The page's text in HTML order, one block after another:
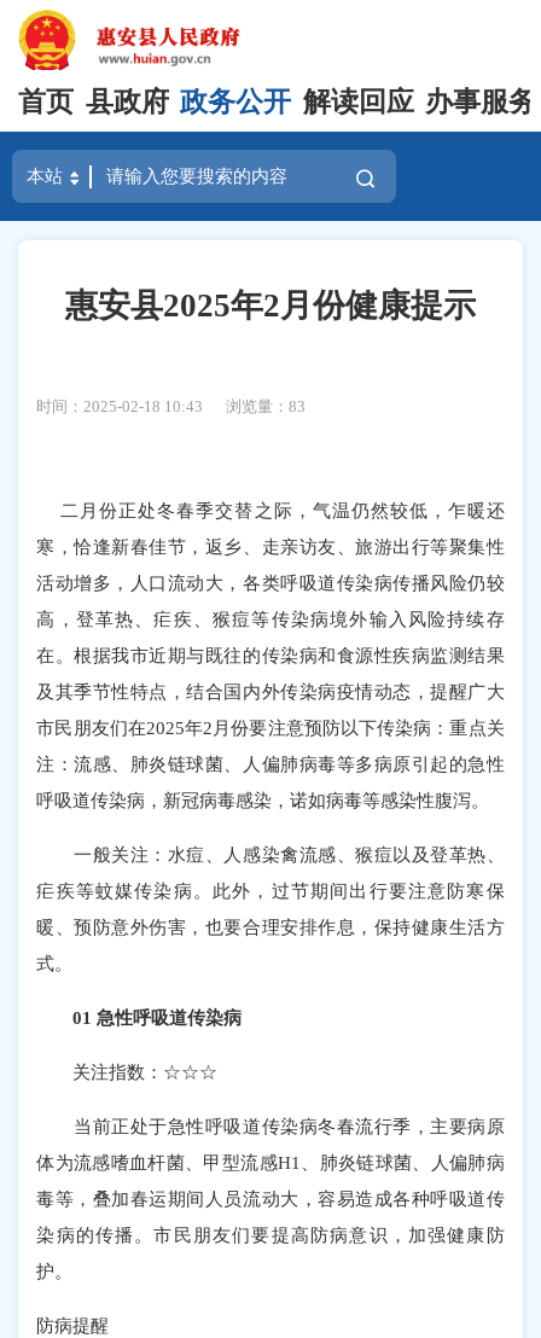
首页 县政府 政务公开 解读回应 办事服务
惠安县2025年2月份健康提示
时间：2025-02-18 10:43 浏览量：83
二月份正处冬春季交替之际，气温仍然较低，乍暖还
寒，恰逢新春佳节，返乡、走亲访友、旅游出行等聚集性
活动增多，人口流动大，各类呼吸道传染病传播风险仍较
高，登革热、疟疾、猴痘等传染病境外输入风险持续存
在。根据我市近期与既往的传染病和食源性疾病监测结果
及其季节性特点，结合国内外传染病疫情动态，提醒广大
市民朋友们在2025年2月份要注意预防以下传染病：重点关
注：流感、肺炎链球菌、人偏肺病毒等多病原引起的急性
呼吸道传染病，新冠病毒感染，诺如病毒等感染性腹泻。
一般关注：水痘、人感染禽流感、猴痘以及登革热、
疟疾等蚊媒传染病。此外，过节期间出行要注意防寒保
暖、预防意外伤害，也要合理安排作息，保持健康生活方
式。
01 急性呼吸道传染病
关注指数：☆☆☆
当前正处于急性呼吸道传染病冬春流行季，主要病原
体为流感嗜血杆菌、甲型流感H1、肺炎链球菌、人偏肺病
毒等，叠加春运期间人员流动大，容易造成各种呼吸道传
染病的传播。市民朋友们要提高防病意识，加强健康防
护。
防病提醒